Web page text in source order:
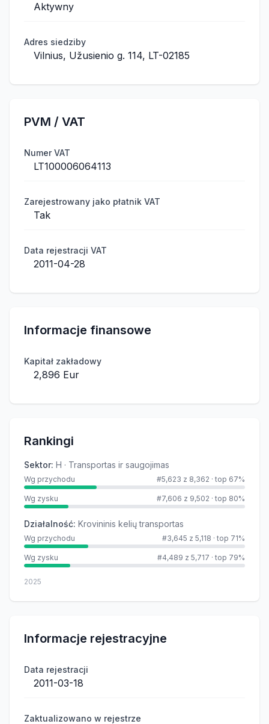
Aktywny
Adres siedziby
Vilnius, Užusienio g. 114, LT-02185
PVM / VAT
Numer VAT
LT100006064113
Zarejestrowany jako płatnik VAT
Tak
Data rejestracji VAT
2011-04-28
Informacje finansowe
Kapitał zakładowy
2,896 Eur
Rankingi
Sektor: H · Transportas ir saugojimas
Wg przychodu #5,623 z 8,362 · top 67%
Wg zysku #7,606 z 9,502 · top 80%
Działalność: Krovininis kelių transportas
Wg przychodu #3,645 z 5,118 · top 71%
Wg zysku #4,489 z 5,717 · top 79%
2025
Informacje rejestracyjne
Data rejestracji
2011-03-18
Zaktualizowano w rejestrze